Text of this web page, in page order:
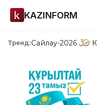
KAZINFORM
Тренд:Сайлау-2026